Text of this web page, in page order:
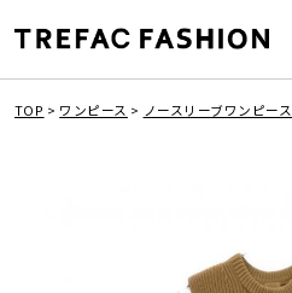
TOP > ワンピース > ノースリーブワンピース